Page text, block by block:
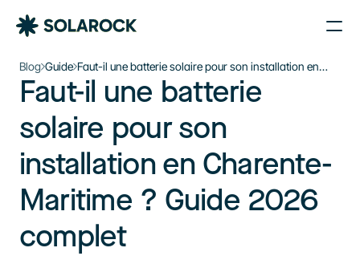
Nos Agences
Nos Installations
À propos
Blog
À propos de Solarock
Nos produits
Blog Guide Faut-il une batterie solaire pour son installation en
Charente-Maritime ? Guide 2026 complet
Faut-il une batterie
solaire pour son
installation en Charente-
Maritime ? Guide 2026
complet
Le plein d’énergie solaire
dans votre boîte mail
Je souhaite m’inscrire à la newsletter
S'inscrire à la newsletter